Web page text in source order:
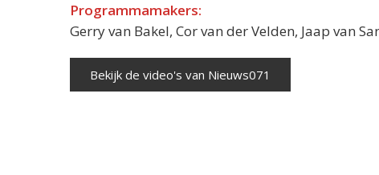
Programmamakers:
Gerry van Bakel, Cor van der Velden, Jaap van
Bekijk de video's van Nieuws071